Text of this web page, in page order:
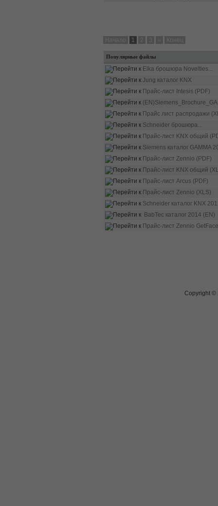
Начало 1 2 3 Конец
Популярные файлы
Elka брошюра Novelties...
Jung каталог KNX
Прайс-лист Intesis (PDF)
Прайс лист распродажи
Schneider брошюра...
Прайс-лист KNX общий
Siemens каталог GAMMA
Прайс-лист Zennio (PDF)
Прайс-лист KNX общий
Прайс-лист Arcus (PDF)
Прайс-лист Zennio (XLS)
Schneider каталог KNX
BabTec каталог 2014 (EN)
Прайс-лист Zennio
Copyright ©